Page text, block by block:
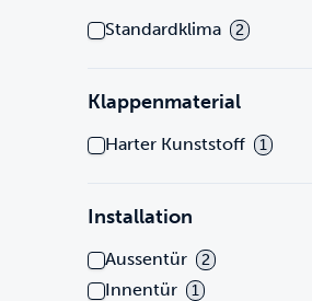
Standardklima 2
Klappenmaterial
Harter Kunststoff 1
Installation
Aussentür 2
Innentür 1